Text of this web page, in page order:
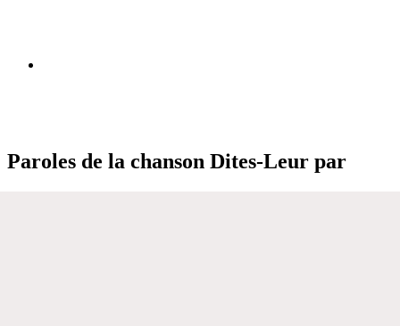
Paroles de la chanson Dites-Leur par